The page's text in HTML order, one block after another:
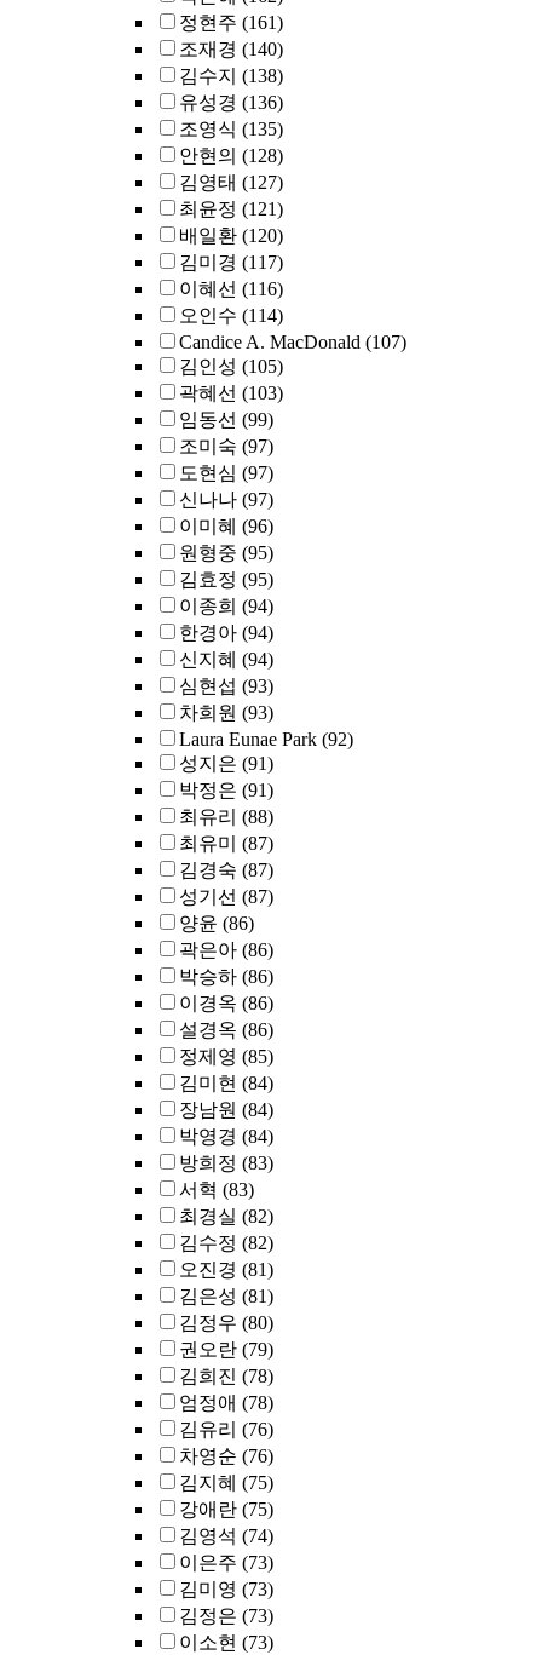
정현주 (161)
조재경 (140)
김수지 (138)
유성경 (136)
조영식 (135)
안현의 (128)
김영태 (127)
최윤정 (121)
배일환 (120)
김미경 (117)
이혜선 (116)
오인수 (114)
Candice A. MacDonald (107)
김인성 (105)
곽혜선 (103)
임동선 (99)
조미숙 (97)
도현심 (97)
신나나 (97)
이미혜 (96)
원형중 (95)
김효정 (95)
이종희 (94)
한경아 (94)
신지혜 (94)
심현섭 (93)
차희원 (93)
Laura Eunae Park (92)
성지은 (91)
박정은 (91)
최유리 (88)
최유미
(87)
김경숙 (87)
성기선 (87)
양윤 (86)
곽은아 (86)
박승하 (86)
이경옥 (86)
설경옥 (86)
정제영 (85)
김미현 (84)
장남원 (84)
박영경 (84)
방희정 (83)
서혁 (83)
최경실 (82)
김수정 (82)
오진경 (81)
김은성 (81)
김정우 (80)
권오란 (79)
김희진 (78)
엄정애 (78)
김유리 (76)
차영순 (76)
김지혜 (75)
강애란 (75)
김영석 (74)
이은주 (73)
김미영 (73)
김정은 (73)
이소현 (73)